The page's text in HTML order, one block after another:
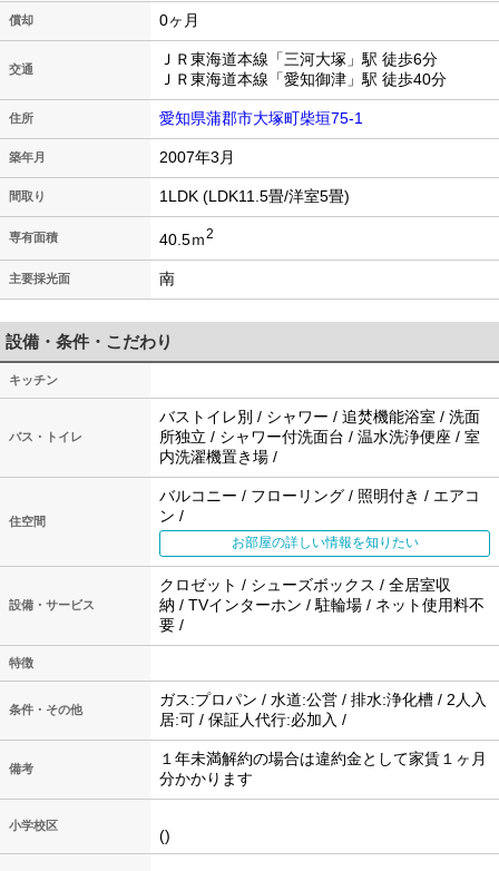
償却 0ヶ月
交通
ＪＲ東海道本線「三河大塚」駅 徒歩6分
ＪＲ東海道本線「愛知御津」駅 徒歩40分
住所 愛知県蒲郡市大塚町柴垣75-1
築年月 2007年3月
間取り 1LDK (LDK11.5畳/洋室5畳)
専有面積 40.5ｍ2
主要採光面 南
設備・条件・こだわり
キッチン
バス・トイレ
バストイレ別 / シャワー / 追焚機能浴室 / 洗面
所独立 / シャワー付洗面台 / 温水洗浄便座 / 室
内洗濯機置き場 /
住空間
バルコニー / フローリング / 照明付き / エアコ
ン /
お部屋の詳しい情報を知りたい
設備・サービス
クロゼット / シューズボックス / 全居室収
納 / TVインターホン / 駐輪場 / ネット使用料不
要 /
特徴
条件・その他
ガス:プロパン / 水道:公営 / 排水:浄化槽 / 2人入
居:可 / 保証人代行:必加入 /
備考
１年未満解約の場合は違約金として家賃１ヶ月
分かかります
小学校区
()